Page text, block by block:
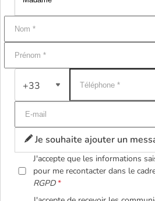
+33
Je souhaite ajouter un
J'accepte que les informations
pour me recontacter dans le
RGPD